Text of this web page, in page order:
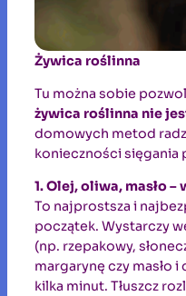
Żywica roślinna
Tu można sobie
żywica roślinna nie
domowych metod
konieczności sięgania
1. Olej, oliwa, masło –
To najprostsza i
początek. Wystarczy
(np. rzepakowy,
margarynę czy masło
kilka minut. Tłuszcz